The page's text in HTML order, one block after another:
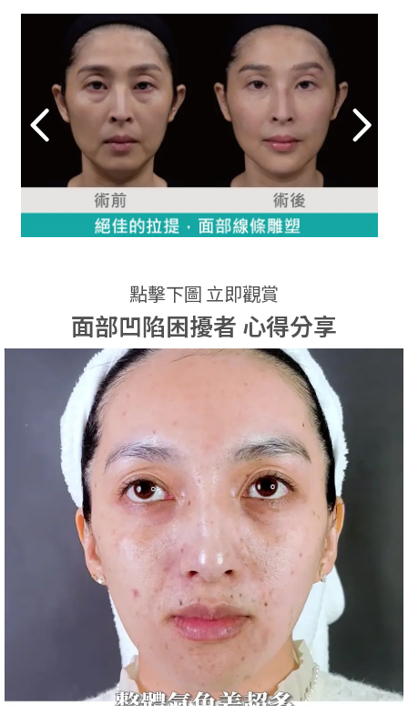
點擊下圖 立即觀賞
面部凹陷困擾者 心得分享